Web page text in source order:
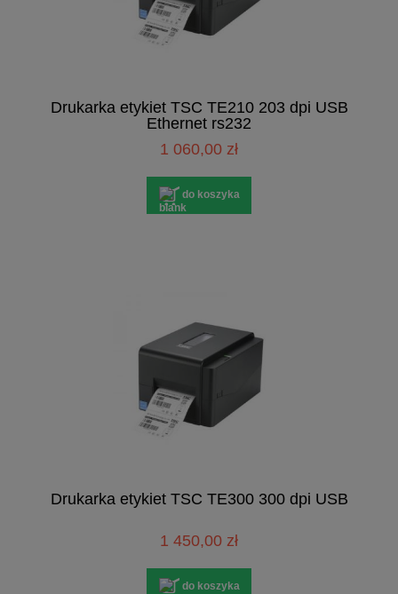
Drukarka etykiet TSC TE210 203 dpi USB
Ethernet rs232
1 060,00 zł
do koszyka
Drukarka etykiet TSC TE300 300 dpi USB
1 450,00 zł
do koszyka